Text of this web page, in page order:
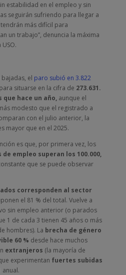
estabilidad en el empleo y sin
seguirán sufriendo para llegar a
más difícil para
un trabajo”, denuncia la máxima
el paro subió en 3.822
situarse en la cifra de 273.631.
que hace un año,aunque el
modesto que el registrado a
con el julio anterior, la
mayor que en el 2025.
es que, por primera vez, los
empleo superan los 100.000,
que se puede observar
corresponden al sector
el 81 % del total. Vuelve a
sin empleo anterior (o parados
1 de cada 3 tienen 45 años o más
hombres). La brecha de género
60 % desde hace muchos
extranjeros (la mayoría de
experimentan fuertes subidas
anual.